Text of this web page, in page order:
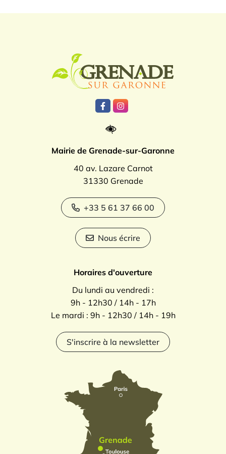
Lien vers le compte Facebook
Lien vers le compte
Mairie de Grenade-sur-Garonne
40 av. Lazare Carnot
31330 Grenade
+33 5 61 37 66 00
Nous écrire
Horaires d'ouverture
Du lundi au vendredi :
9h - 12h30 / 14h - 17h
Le mardi : 9h - 12h30 / 14h - 19h
S'inscrire à la newsletter